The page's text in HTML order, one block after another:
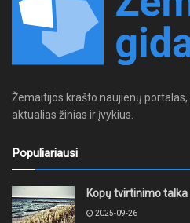
Žemaitijos krašto naujienų
aktualias žinias ir įvykius.
Populiariausi
Kopų tvirtinimo
2025-09-26